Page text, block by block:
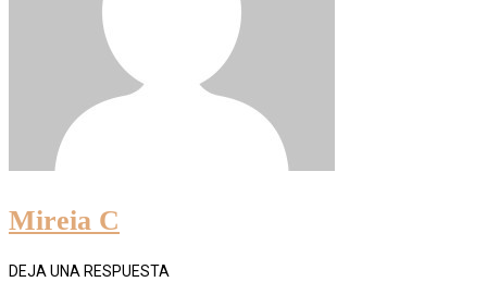
Mireia C
DEJA UNA RESPUESTA